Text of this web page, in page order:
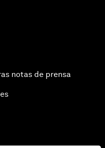
notas de prensa